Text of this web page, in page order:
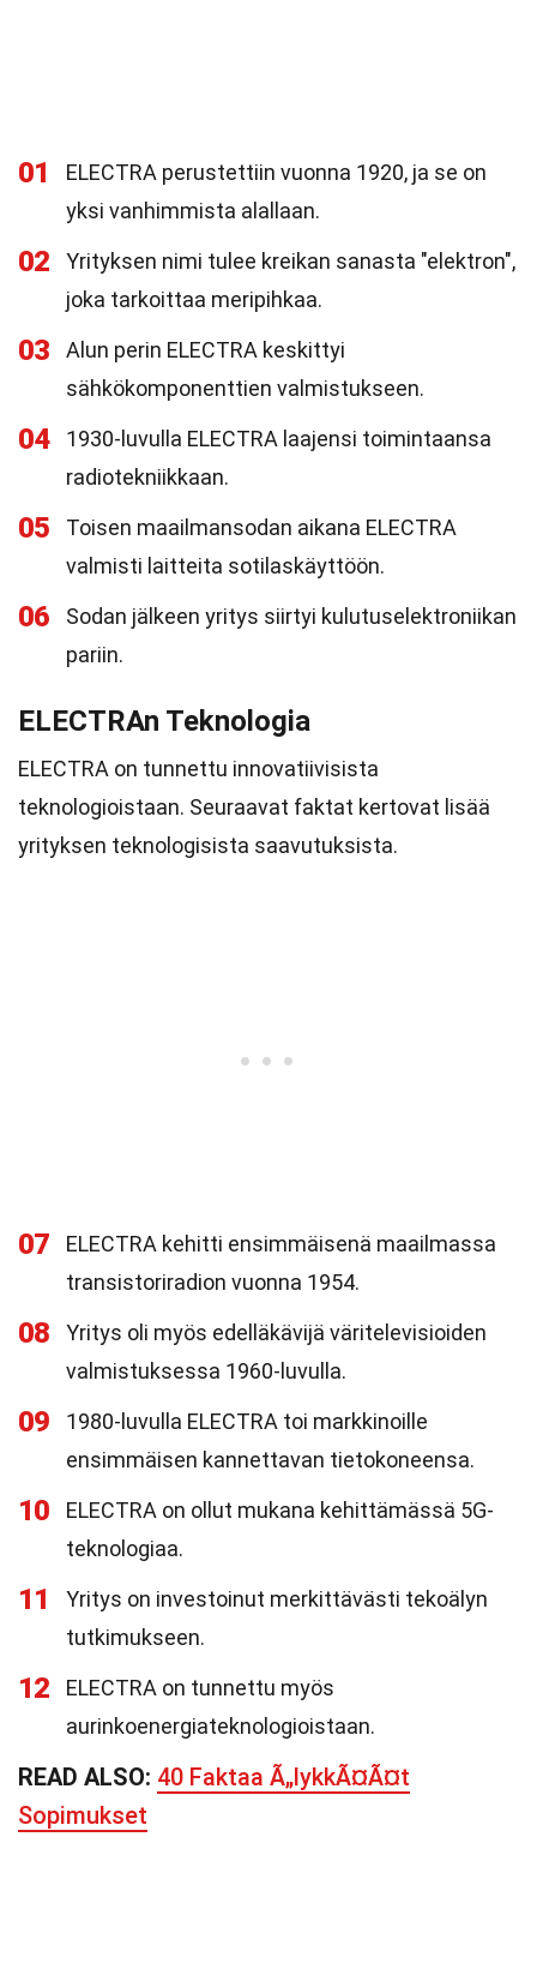
01
ELECTRA perustettiin vuonna 1920, ja se on
yksi vanhimmista alallaan.
02
Yrityksen nimi tulee kreikan sanasta "elektron",
joka tarkoittaa meripihkaa.
03
Alun perin ELECTRA keskittyi
sähkökomponenttien valmistukseen.
04
1930-luvulla ELECTRA laajensi toimintaansa
radiotekniikkaan.
05
Toisen maailmansodan aikana ELECTRA
valmisti laitteita sotilaskäyttöön.
06
Sodan jälkeen yritys siirtyi kulutuselektroniikan
pariin.
ELECTRAn Teknologia
ELECTRA on tunnettu innovatiivisista
teknologioistaan. Seuraavat faktat kertovat lisää
yrityksen teknologisista saavutuksista.
07
ELECTRA kehitti ensimmäisenä maailmassa
transistoriradion vuonna 1954.
08
Yritys oli myös edelläkävijä väritelevisioiden
valmistuksessa 1960-luvulla.
09
1980-luvulla ELECTRA toi markkinoille
ensimmäisen kannettavan tietokoneensa.
10
ELECTRA on ollut mukana kehittämässä 5G-
teknologiaa.
11
Yritys on investoinut merkittävästi tekoälyn
tutkimukseen.
12
ELECTRA on tunnettu myös
aurinkoenergiateknologioistaan.
READ ALSO: 40 Faktaa Ã„lykkÃ¤Ã¤t
Sopimukset